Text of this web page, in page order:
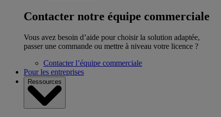
Contacter notre équipe commerciale
Vous avez besoin d’aide pour choisir la solution adaptée,
passer une commande ou mettre à niveau votre licence ?
Contacter l’équipe commerciale
Pour les entreprises
Ressources